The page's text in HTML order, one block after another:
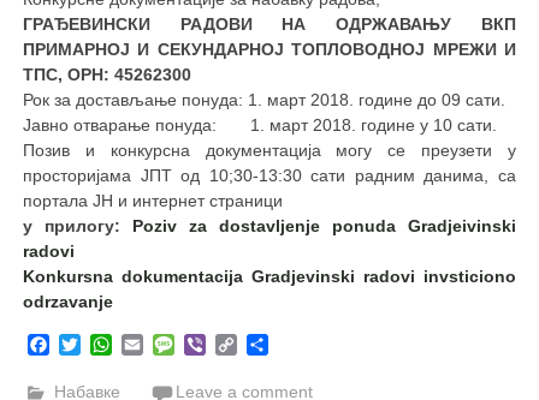
ГРАЂЕВИНСКИ РАДОВИ НА ОДРЖАВАЊУ ВКП
ПРИМАРНОЈ И СЕКУНДАРНОЈ ТОПЛОВОДНОЈ МРЕЖИ И
ТПС, ОРН: 45262300
Рок за достављање понуда: 1. март 2018. године до 09 сати.
Јавно отварање понуда: 1. март 2018. године у 10 сати.
Позив и конкурсна документација могу се преузети у
просторијама ЈПТ од 10;30-13:30 сати радним данима, са
портала ЈН и интернет страници
у прилогу: Poziv za dostavljenje ponuda Gradjeivinski
radovi
Konkursna dokumentacija Gradjevinski radovi invsticiono
odrzavanje
Facebook
TwitterWhatsApp
EmailMessage
ViberCopy
Набавке Leave a comment